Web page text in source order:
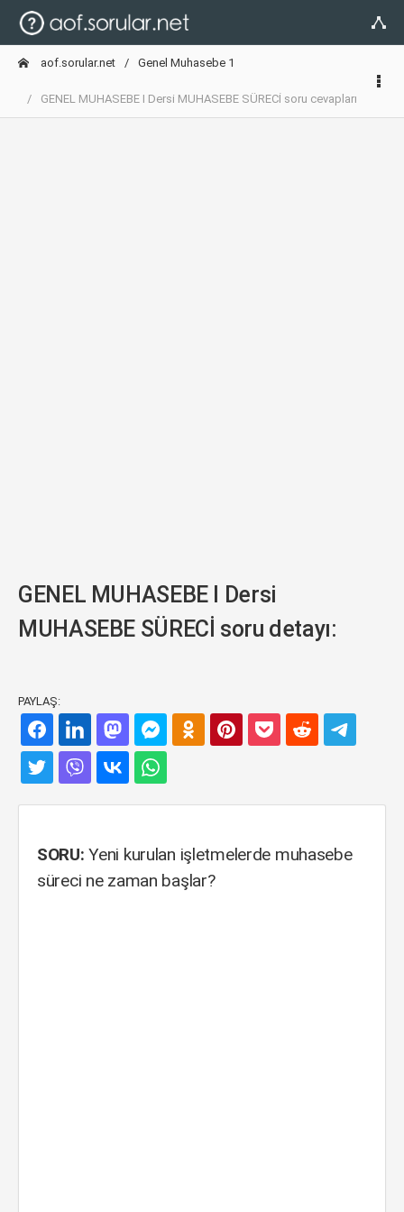
aof.sorular.net Genel Muhasebe 1
GENEL MUHASEBE I Dersi MUHASEBE SÜRECİ soru cevapları
GENEL MUHASEBE I Dersi
MUHASEBE SÜRECİ soru detayı:
PAYLAŞ:
SORU: Yeni kurulan işletmelerde muhasebe
süreci ne zaman başlar?